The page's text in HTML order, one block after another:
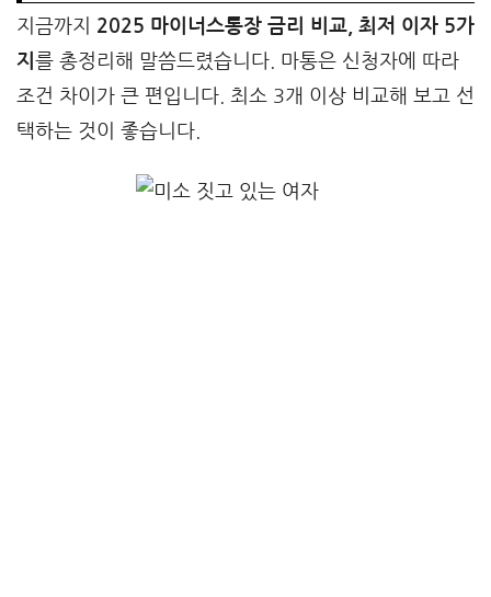
지금까지 2025 마이너스통장 금리 비교, 최저 이자 5가
지 를 총정리해 말씀드렸습니다. 마통은 신청자에 따라
조건 차이가 큰 편입니다. 최소 3개 이상 비교해 보고 선
택하는 것이 좋습니다.